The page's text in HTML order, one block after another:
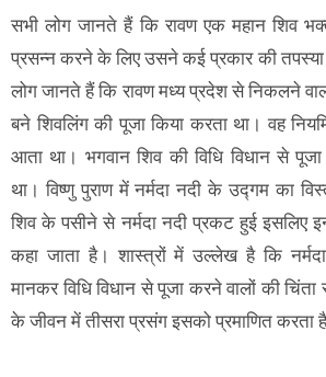
सभी लोग जानते हैं कि रावण एक महान शिव
प्रसन्न करने के लिए उसने कई प्रकार की
लोग जानते हैं कि रावण मध्य प्रदेश से निकलने
बने शिवलिंग की पूजा किया करता था। वह
आता था। भगवान शिव की विधि विधान से
था। विष्णु पुराण में नर्मदा नदी के उद्गम का
शिव के पसीने से नर्मदा नदी प्रकट हुई इसलिए
कहा जाता है। शास्त्रों में उल्लेख है कि
मानकर विधि विधान से पूजा करने वालों की
के जीवन में तीसरा प्रसंग इसको प्रमाणित करता